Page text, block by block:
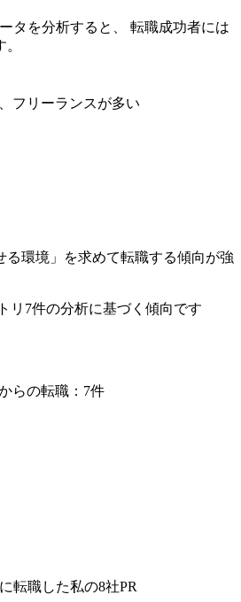
タを分析すると、 転職成功者には
フリーランスが多い
る環境」を求めて転職する傾向が強
リ 7件の分析に基づく傾向です
らの転職： 7件
転職した私の8社PR